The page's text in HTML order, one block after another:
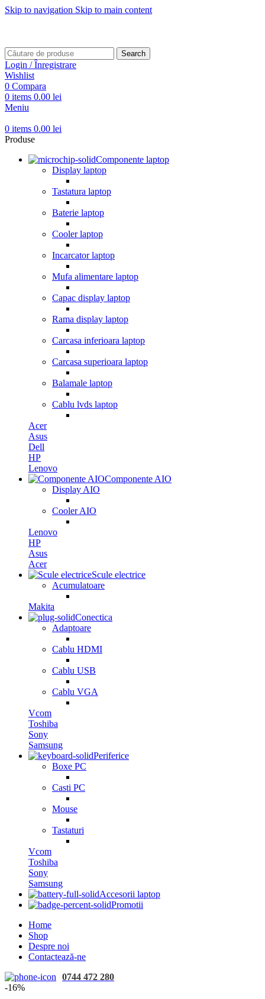
Skip to navigation Skip to main content
Search
Login / Înregistrare
Wishlist
0 Compara
0 items 0.00 lei
Meniu
0 items 0.00 lei
Produse
Componente laptop
Display laptop
Tastatura laptop
Baterie laptop
Cooler laptop
Incarcator laptop
Mufa alimentare laptop
Capac display laptop
Rama display laptop
Carcasa inferioara laptop
Carcasa superioara laptop
Balamale laptop
Cablu lvds laptop
Acer
Asus
Dell
HP
Lenovo
Componente AIO
Display AIO
Cooler AIO
Lenovo
HP
Asus
Acer
Scule electrice
Acumulatoare
Makita
Conectica
Adaptoare
Cablu HDMI
Cablu USB
Cablu VGA
Vcom
Toshiba
Sony
Samsung
Periferice
Boxe PC
Casti PC
Mouse
Tastaturi
Vcom
Toshiba
Sony
Samsung
Accesorii laptop
Promotii
Home
Shop
Despre noi
Contactează-ne
0744 472 280
-16%